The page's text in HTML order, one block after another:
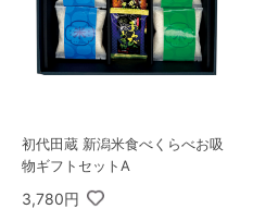
初代田蔵 新潟米食べくらべお吸
物ギフトセットA
3,780円